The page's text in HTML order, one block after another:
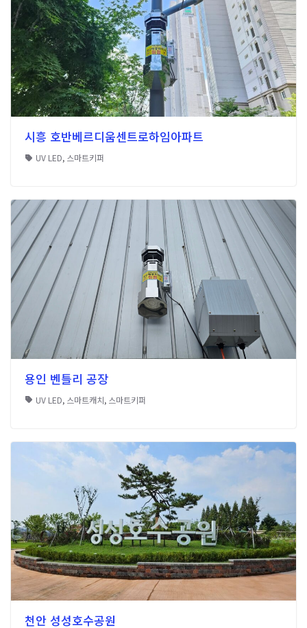
시흥 호반베르디움센트로하임아파트
UV LED, 스마트키퍼
용인 벤틀리 공장
UV LED, 스마트캐치, 스마트키퍼
천안 성성호수공원